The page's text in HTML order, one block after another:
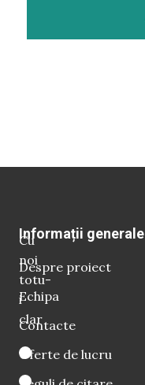
Cu
noi
totu-
i
clar
Informații generale
Despre proiect
Echipa
Contacte
Oferte de lucru